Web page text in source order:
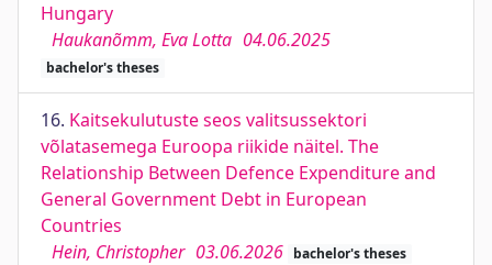
Hungary
Haukanõmm, Eva Lotta 04.06.2025
bachelor's theses
16. Kaitsekulutuste seos valitsussektori
võlatasemega Euroopa riikide näitel. The
Relationship Between Defence Expenditure and
General Government Debt in European
Countries
Hein, Christopher 03.06.2026 bachelor's theses